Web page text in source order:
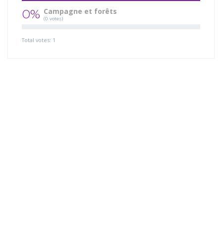
0% Campagne et forêts
(0 votes)
Total votes: 1